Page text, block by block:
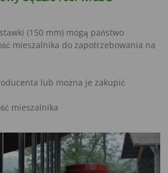
(150 mm) mogą państwo
mieszalnika do zapotrzebowania na
lub można je zakupić
mieszalnika